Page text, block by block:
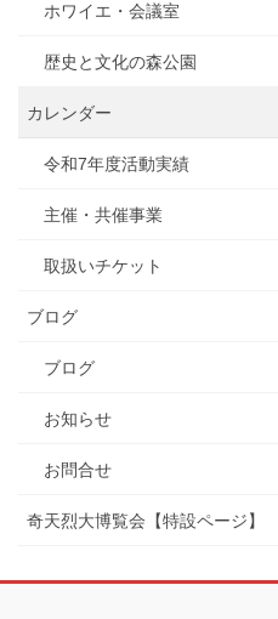
ホワイエ・会議室
歴史と文化の森公園
カレンダー
令和7年度活動実績
主催・共催事業
取扱いチケット
ブログ
ブログ
お知らせ
お問合せ
奇天烈大博覧会【特設ページ】